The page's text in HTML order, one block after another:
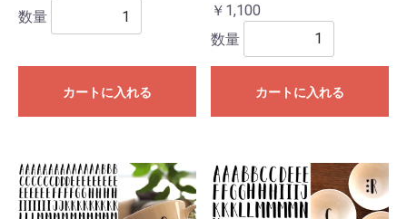
数量
カートに入れる
￥1,100
数量
カートに入れる